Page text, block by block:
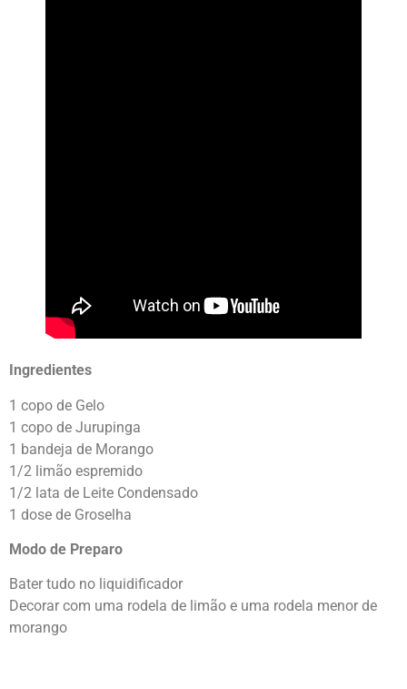
Ingredientes
1 copo de Gelo
1 copo de Jurupinga
1 bandeja de Morango
1/2 limão espremido
1/2 lata de Leite Condensado
1 dose de Groselha
Modo de Preparo
Bater tudo no liquidificador
Decorar com uma rodela de limão e uma rodela menor de
morango